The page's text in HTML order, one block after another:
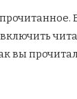
вы